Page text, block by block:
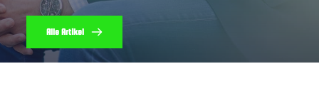
Alle Artikel